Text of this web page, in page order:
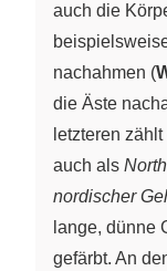
auch die
nachahmen (
die Äste
letzteren
auch als
nordischer
lange, dünne
gefärbt. An